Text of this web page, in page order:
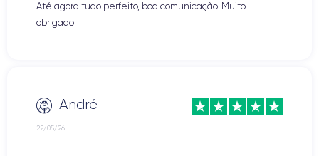
Até agora tudo perfeito, boa comunicação. Muito
obrigado
André
22/05/26